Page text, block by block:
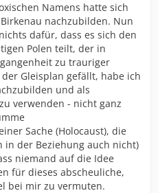
Namens hatte sich
nachzubilden. Nun
dafür, dass es sich den
Polen teilt, der in
zu trauriger
Gleisplan gefällt, habe ich
und als
verwenden - nicht ganz
Sache (Holocaust), die
in der Beziehung auch nicht)
niemand auf die Idee
für dieses abscheuliche,
bei mir zu vermuten.